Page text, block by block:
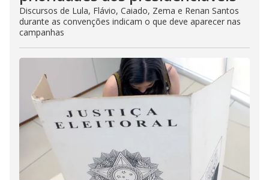
Discursos de Lula, Flávio, Caiado, Zema e Renan Santos
durante as convenções indicam o que deve aparecer nas
campanhas